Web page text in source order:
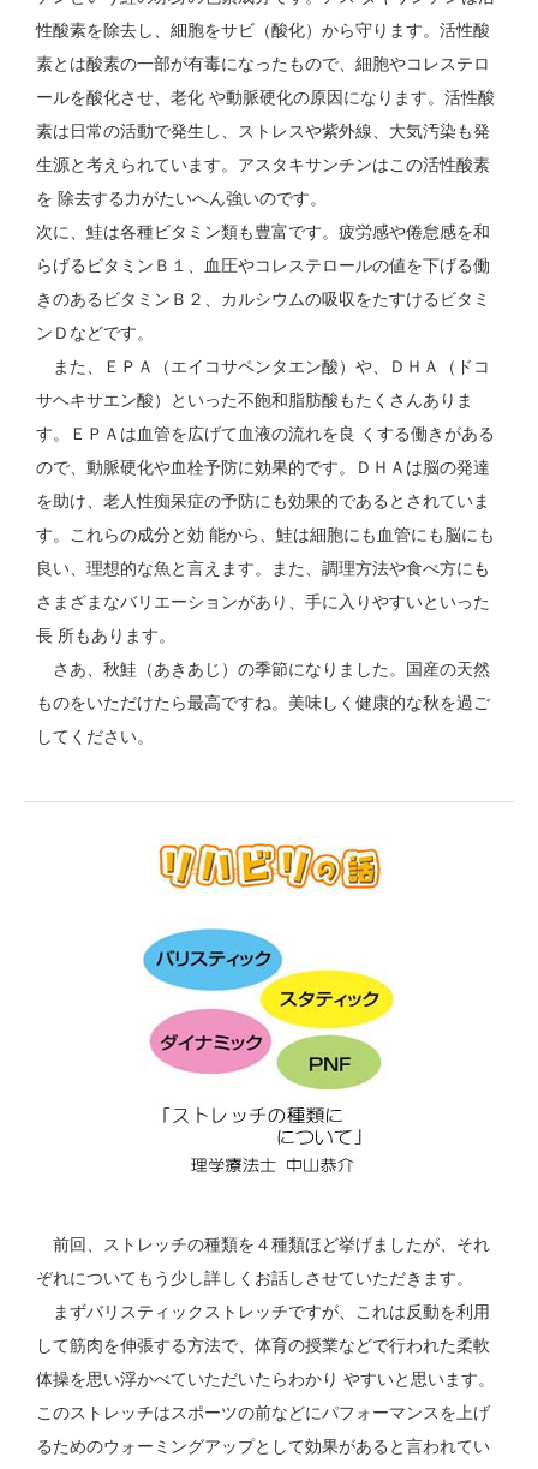
性酸素を除去し、細胞をサビ（酸化）から守ります。活性酸
素とは酸素の一部が有毒になったもので、細胞やコレステロ
ールを酸化させ、老化 や動脈硬化の原因になります。活性酸
素は日常の活動で発生し、ストレスや紫外線、大気汚染も発
生源と考えられています。アスタキサンチンはこの活性酸素
を 除去する力がたいへん強いのです。
次に、鮭は各種ビタミン類も豊富です。疲労感や倦怠感を和
らげるビタミンＢ１、血圧やコレステロールの値を下げる働
きのあるビタミンＢ２、カルシウムの吸収をたすけるビタミ
ンＤなどです。
また、ＥＰＡ（エイコサペンタエン酸）や、ＤＨＡ（ドコ
サヘキサエン酸）といった不飽和脂肪酸もたくさんありま
す。ＥＰＡは血管を広げて血液の流れを良 くする働きがある
ので、動脈硬化や血栓予防に効果的です。ＤＨＡは脳の発達
を助け、老人性痴呆症の予防にも効果的であるとされていま
す。これらの成分と効 能から、鮭は細胞にも血管にも脳にも
良い、理想的な魚と言えます。また、調理方法や食べ方にも
さまざまなバリエーションがあり、手に入りやすいといった
長 所もあります。
さあ、秋鮭（あきあじ）の季節になりました。国産の天然
ものをいただけたら最高ですね。美味しく健康的な秋を過ご
してください。
前回、ストレッチの種類を４種類ほど挙げましたが、それ
ぞれについてもう少し詳しくお話しさせていただきます。
まずバリスティックストレッチですが、これは反動を利用
して筋肉を伸張する方法で、体育の授業などで行われた柔軟
体操を思い浮かべていただいたらわかり やすいと思います。
このストレッチはスポーツの前などにパフォーマンスを上げ
るためのウォーミングアップとして効果があると言われてい